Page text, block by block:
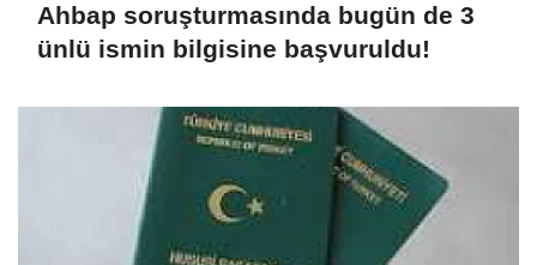
Ahbap soruşturmasında bugün de 3
ünlü ismin bilgisine başvuruldu!